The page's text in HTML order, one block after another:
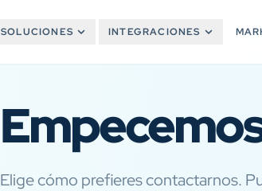
SOLUCIONES INTEGRACIONES
Elige cómo prefieres contactarnos.